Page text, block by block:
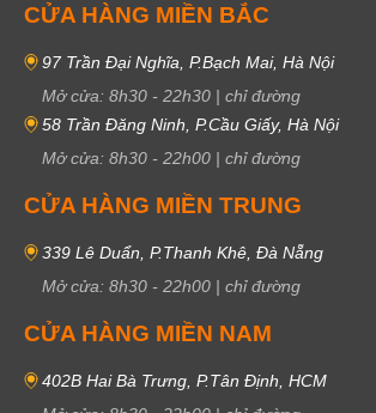
CỬA HÀNG MIỀN BẮC
97 Trần Đại Nghĩa, P.Bạch Mai, Hà Nội
Mở cửa: 8h30 - 22h30 | chỉ đường
58 Trần Đăng Ninh, P.Cầu Giấy, Hà Nội
Mở cửa: 8h30 - 22h00 | chỉ đường
CỬA HÀNG MIỀN TRUNG
339 Lê Duẩn, P.Thanh Khê, Đà Nẵng
Mở cửa: 8h30 - 22h00 | chỉ đường
CỬA HÀNG MIỀN NAM
402B Hai Bà Trưng, P.Tân Định, HCM